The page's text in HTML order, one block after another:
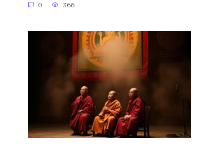
0 366